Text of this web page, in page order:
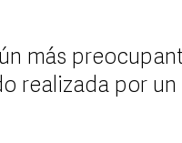
más
realizada por